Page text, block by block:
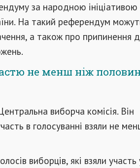
за народною ініціативою
На такий референдум
а також про припинення
не менш ніж
виборча комісія. Він
в голосуванні взяли не
виборців, які взяли участь